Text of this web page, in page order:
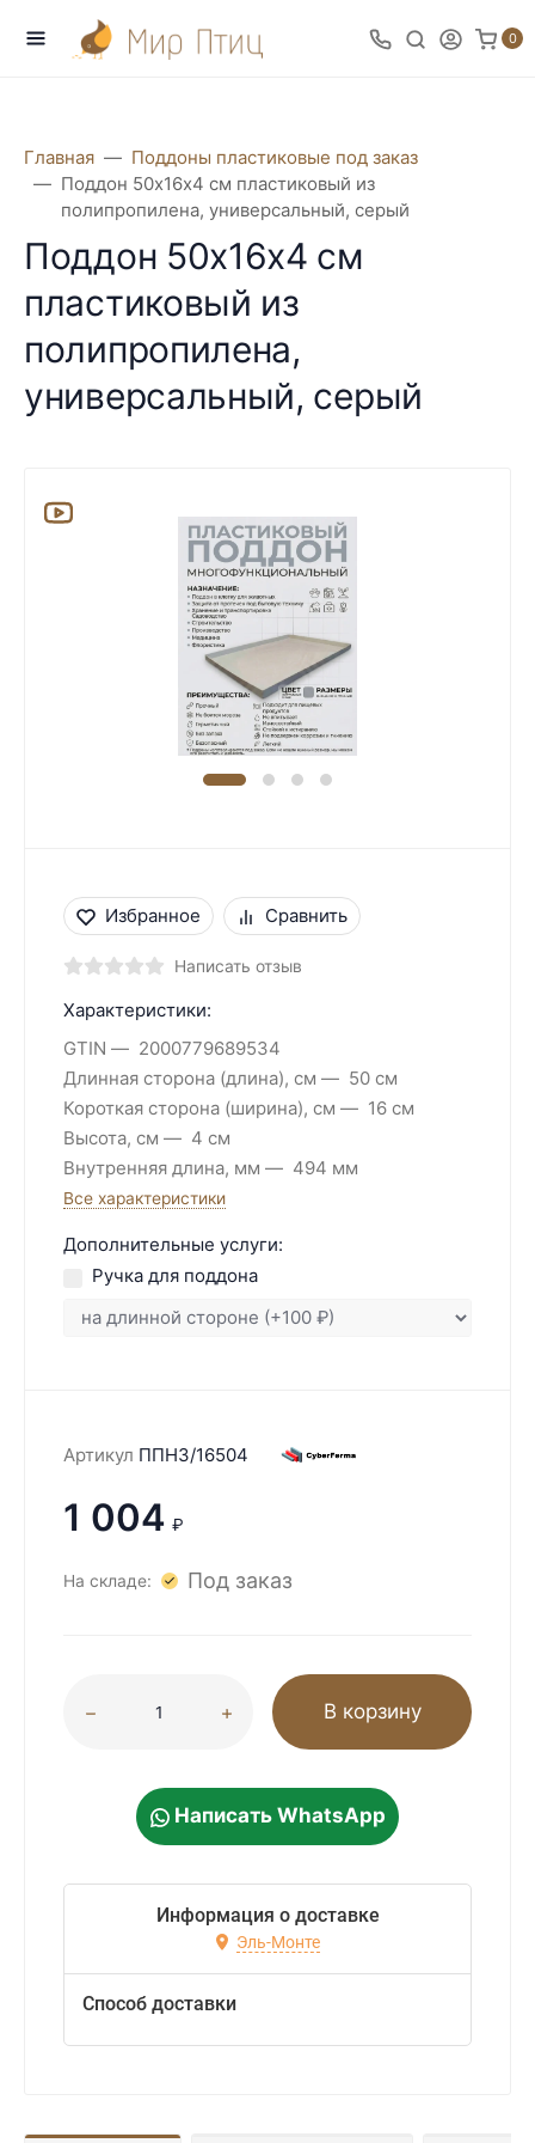
0
Главная
Поддоны пластиковые под заказ
Поддон 50х16х4 см пластиковый из
полипропилена, универсальный, серый
Поддон 50х16х4 см
пластиковый из
полипропилена,
универсальный, серый
Избранное Сравнить
Написать отзыв
Характеристики:
GTIN
2000779689534
Длинная сторона (длина), см
50 см
Короткая сторона (ширина), см
16 см
Высота, см
4 см
Внутренняя длина, мм
494 мм
Все характеристики
Дополнительные услуги:
Ручка для поддона
Артикул ППН3/16504
1 004 ₽
На складе: Под заказ
В корзину
Написать WhatsApp
Информация о доставке
Эль-Монте
Способ доставки